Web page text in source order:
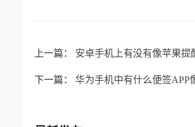
上一篇： 安卓手机上有没有像苹果提
下一篇： 华为手机中有什么便签APP